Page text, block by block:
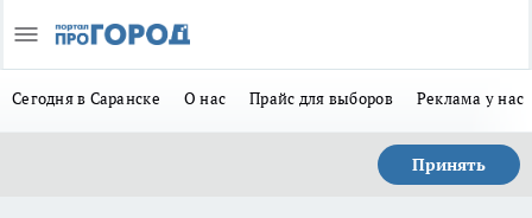
Сегодня в Саранске О нас Прайс для выборов Реклама у нас
Принять